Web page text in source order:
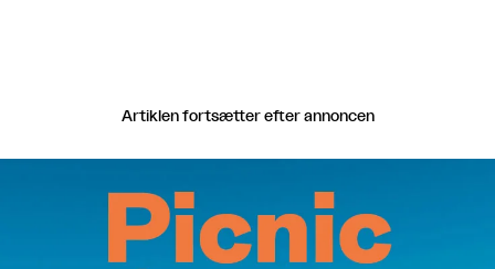
Artiklen fortsætter efter annoncen